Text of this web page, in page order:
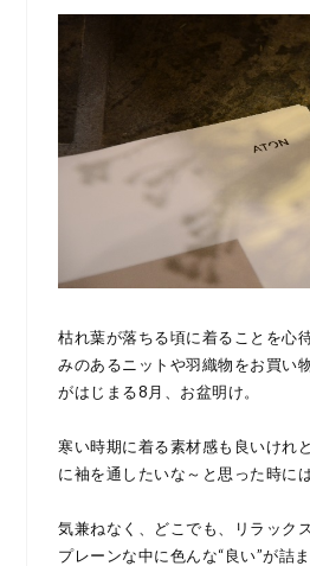
枯れ葉が落ちる頃に着ることを心
みのあるニットや羽織物をお買い
がはじまる8月、お盆明け。
寒い時期に着る素材感も良いけれ
に袖を通したいな～と思った時に
気兼ねなく、どこでも、リラックス
プレーンな中に色んな“良い”が詰